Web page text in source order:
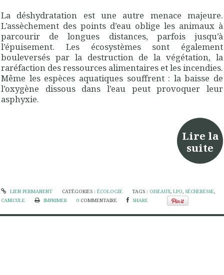
La déshydratation est une autre menace majeure.
L’assèchement des points d’eau oblige les animaux à
parcourir de longues distances, parfois jusqu’à
l’épuisement. Les écosystèmes sont également
bouleversés par la destruction de la végétation, la
raréfaction des ressources alimentaires et les incendies.
Même les espèces aquatiques souffrent : la baisse de
l’oxygène dissous dans l’eau peut provoquer leur
asphyxie.
Lire la
suite
LIEN PERMANENT CATÉGORIES : ÉCOLOGIE TAGS : OISEAUX,LPO, SÉCHERESSE,
CANICULE
IMPRIMER 0 COMMENTAIRE SHARE